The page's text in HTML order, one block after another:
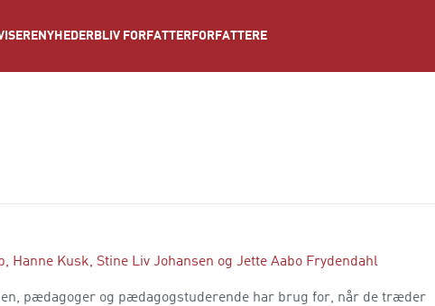
NYHEDER BLIV FORFATTER FORFATTERE
, Hanne Kusk, Stine Liv Johansen og Jette Aabo Frydendahl
pædagoger og pædagogstuderende har brug for, når de træder